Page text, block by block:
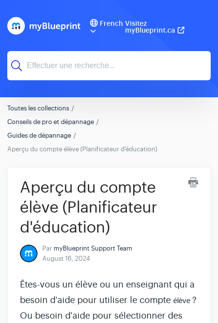
French Visitez
myBlueprint.ca
Toutes les collections
Conseils de pro et dépannage
Guides de dépannage
Aperçu du compte élève (Planificateur d'éducation)
Aperçu du compte
élève (Planificateur
d'éducation)
Par myBlueprint Support Team
August 16, 2024
Êtes-vous un élève ou un enseignant qui a
besoin d'aide pour utiliser le compte élève ?
Ou besoin d'aide pour sélectionner des